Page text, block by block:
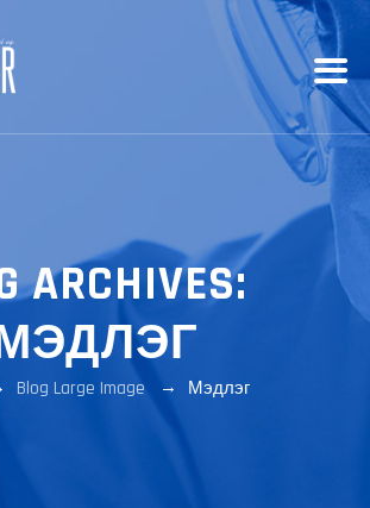
ARCHIVES:
Blog Large Image → Мэдлэг